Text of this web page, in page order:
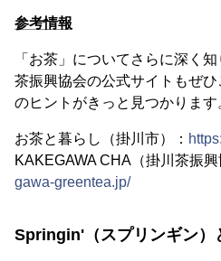
参考情報
「お茶」についてさらに深く
茶振興協会の公式サイトもぜ
のヒントがきっと見つかります
お茶と暮らし（掛川市）：
KAKEGAWA CHA（掛川茶振興
gawa-greentea.jp/
Springin'（スプリンギン）